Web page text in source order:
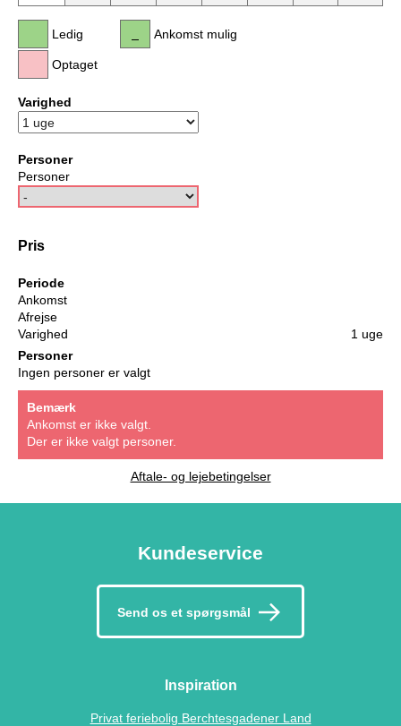
Ledig
Optaget
Ankomst mulig
Varighed
Personer
Personer
Pris
Periode
Ankomst
Afrejse
Varighed
1 uge
Personer
Ingen personer er valgt
Bemærk
Ankomst er ikke valgt.
Der er ikke valgt personer.
Aftale- og lejebetingelser
Kundeservice
Send os et spørgsmål
Inspiration
Privat feriebolig Berchtesgadener Land